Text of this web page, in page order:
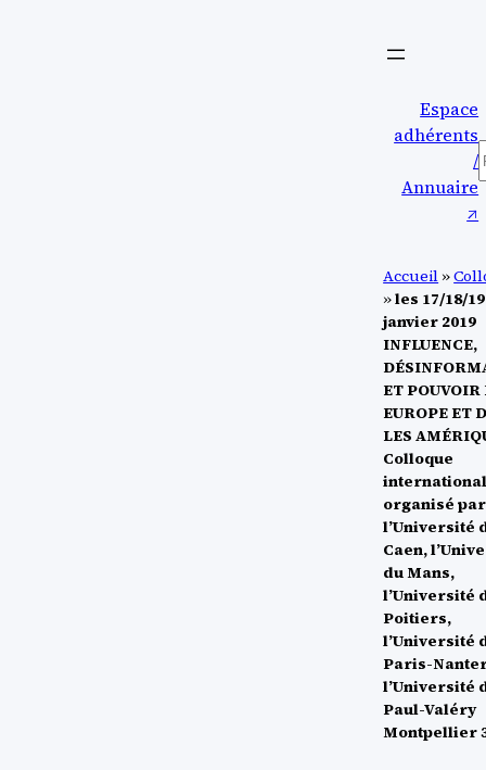
Espace
adhérents
/
Annuaire
↗︎
Accueil »
»les 17/18/19
janvier 2019
INFLUENCE,
ET POUVOIR
EUROPE ET
LES
Colloque
organisé par
l’Université
Caen,
du Mans,
l’Université
Poitiers,
l’Université
Paris-
l’Université
Paul-Valéry
Montpellier